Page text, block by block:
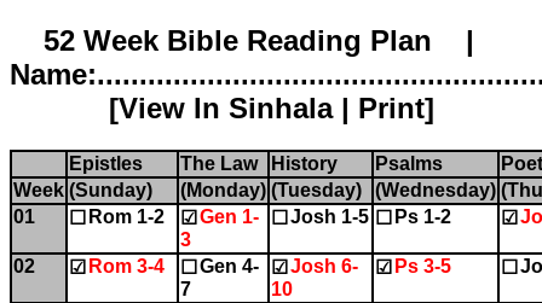
52 Week Bible Reading Plan |
[View In Sinhala| Print]
Epistles The Law History Psalms
Week (Sunday) (Monday) (Tuesday) (Wednesday)
01
☐ Rom 1-2 ☑ Gen 1-
3
☐ Josh 1-5 ☐ Ps 1-2 ☑
02 ☑ Rom 3-4 ☐ Gen 4-
7
☑ Josh 6-
10
☑ Ps 3-5 ☐